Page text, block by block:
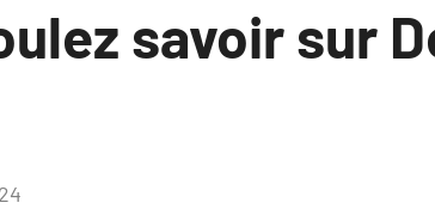
savoir sur